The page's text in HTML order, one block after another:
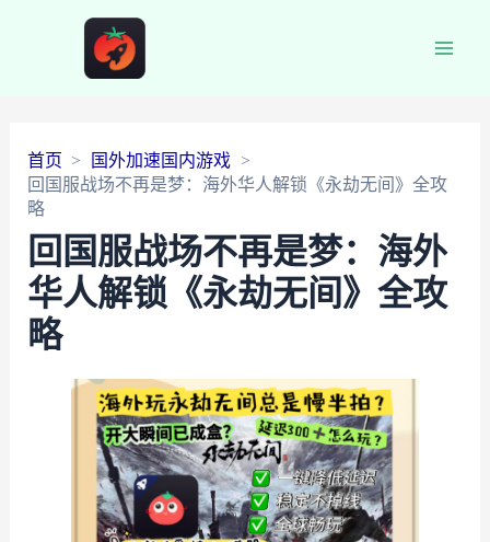
首页
国外加速国内游戏
回国服战场不再是梦：海外华人解锁《永劫无间》全攻
略
回国服战场不再是梦：海外
华人解锁《永劫无间》全攻
略